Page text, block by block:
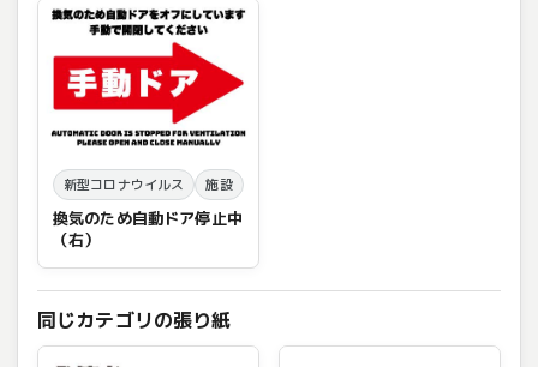
新型コロナウイルス 施設
換気のため自動ドア停止中
（右）
同じカテゴリの張り紙